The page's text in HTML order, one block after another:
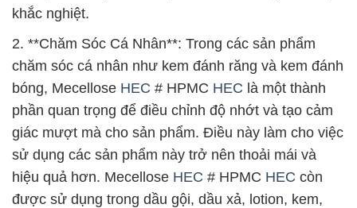
khắc nghiệt.
2. **Chăm Sóc Cá Nhân**: Trong các sản phẩm
chăm sóc cá nhân như kem đánh răng và kem đánh
bóng, Mecellose HEC # HPMC HEC là một thành
phần quan trọng để điều chỉnh độ nhớt và tạo cảm
giác mượt mà cho sản phẩm. Điều này làm cho việc
sử dụng các sản phẩm này trở nên thoải mái và
hiệu quả hơn. Mecellose HEC # HPMC HEC còn
được sử dụng trong dầu gội, dầu xả, lotion, kem,